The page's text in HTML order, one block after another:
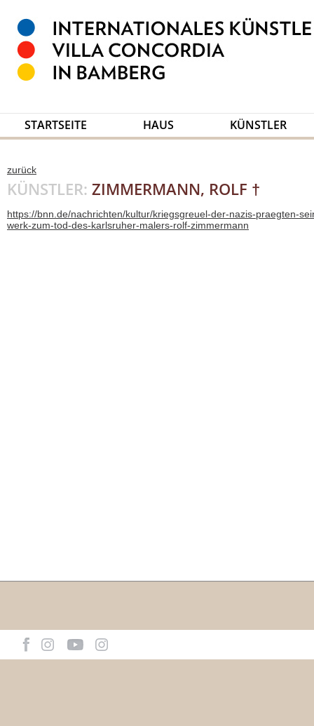
STARTSEITE HAUS KÜNSTLER
zurück
KÜNSTLER: ZIMMERMANN, ROLF †
https://bnn.de/nachrichten/kultur/kriegsgreuel-der-nazis-praegten-
werk-zum-tod-des-karlsruher-malers-rolf-zimmermann